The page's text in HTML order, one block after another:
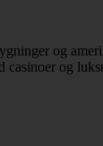
og
casinoer og